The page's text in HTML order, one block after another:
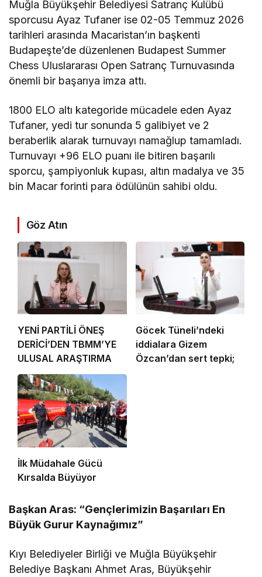
Muğla Büyükşehir Belediyesi Satranç Kulübü
sporcusu Ayaz Tufaner ise 02-05 Temmuz 2026
tarihleri arasında Macaristan’ın başkenti
Budapeşte’de düzenlenen Budapest Summer
Chess Uluslararası Open Satranç Turnuvasında
önemli bir başarıya imza attı.
1800 ELO altı kategoride mücadele eden Ayaz
Tufaner, yedi tur sonunda 5 galibiyet ve 2
beraberlik alarak turnuvayı namağlup tamamladı.
Turnuvayı +96 ELO puanı ile bitiren başarılı
sporcu, şampiyonluk kupası, altın madalya ve 35
bin Macar forinti para ödülünün sahibi oldu.
Göz Atın
YENİ PARTİLİ ÖNEŞ
DERİCİ’DEN TBMM’YE
ULUSAL ARAŞTIRMA
Göcek Tüneli’ndeki
iddialara Gizem
Özcan’dan sert tepki;
İlk Müdahale Gücü
Kırsalda Büyüyor
Başkan Aras: “Gençlerimizin Başarıları En
Büyük Gurur Kaynağımız”
Kıyı Belediyeler Birliği ve Muğla Büyükşehir
Belediye Başkanı Ahmet Aras, Büyükşehir